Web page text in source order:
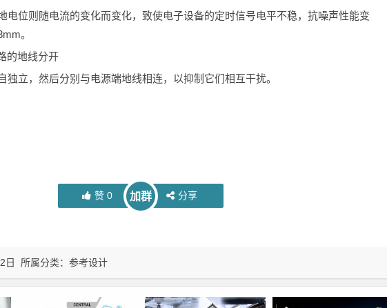
电位则随电流的变化而变化，致使电子设备的定时信号电平不稳，抗噪声性能变
。
的地线分开
独立，然后分别与电源端地线相连，以抑制它们相互干扰。
赞0 加群 分享
日 所属分类： 参考设计